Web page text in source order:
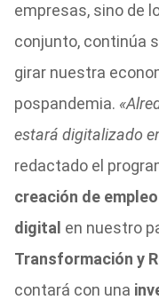
empresas, sino de
conjunto, continúa
girar nuestra
pospandemia.
estará digitalizado
redactado el
creación de
digital en nuestro
Transformación y
contará con una